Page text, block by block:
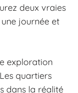
deux vraies
journée et
exploration
quartiers
dans la réalité